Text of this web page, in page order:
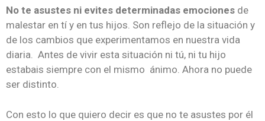
No te asustes ni evites determinadas emociones de
malestar en tí y en tus hijos. Son reflejo de la situación y
de los cambios que experimentamos en nuestra vida
diaria. Antes de vivir esta situación ni tú, ni tu hijo
estabais siempre con el mismo ánimo. Ahora no puede
ser distinto.
Con esto lo que quiero decir es que no te asustes por él